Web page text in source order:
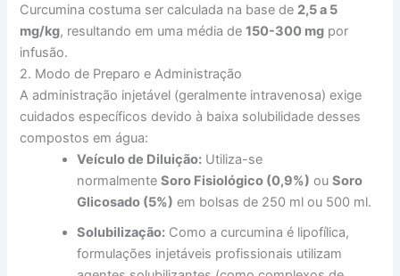
Curcumina costuma ser calculada na base de 2,5 a 5
mg/kg, resultando em uma média de150-300 mg por
infusão.
2. Modo de Preparo e Administração
A administração injetável (geralmente intravenosa) exige
cuidados específicos devido à baixa solubilidade desses
compostos em água:
Veículo de Diluição: Utiliza-se
normalmenteSoro Fisiológico (0,9%) ouSoro
Glicosado (5%) em bolsas de 250 ml ou 500 ml.
Solubilização: Como a curcumina é lipofílica,
formulações injetáveis profissionais utilizam